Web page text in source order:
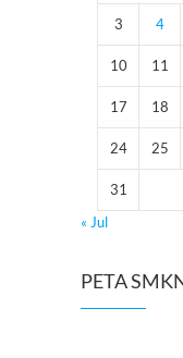
3 4
10 11
17 18
24 25
31
« Jul
PETA